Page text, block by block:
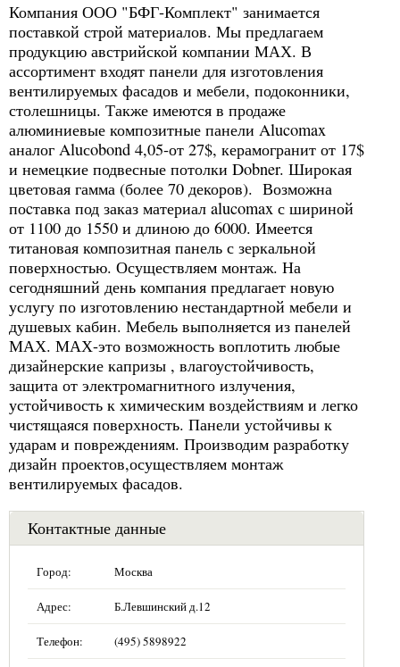
Компания ООО "БФГ-Комплект" занимается
поставкой строй материалов. Мы предлагаем
продукцию австрийской компании МАХ. В
ассортимент входят панели для изготовления
вентилируемых фасадов и мебели, подоконники,
столешницы. Также имеются в продаже
алюминиевые композитные панели Alucomax
аналог Aluсobond 4,05-от 27$, керамогранит от 17$
и немецкие подвесные потолки Dobner. Широкая
цветовая гамма (более 70 декоров). Возможна
поcтавка под заказ материал alucomax с шириной
от 1100 до 1550 и длиною до 6000. Имеется
титановая композитная панель с зеркальной
поверхностью. Осуществляем монтаж. На
сегодняшний день компания предлагает новую
услугу по изготовлению нестандартной мебели и
душевых кабин. Мебель выполняется из панелей
МАХ. МАХ-это возможность воплотить любые
дизайнерские капризы , влагоустойчивость,
защита от электромагнитного излучения,
устойчивость к химическим воздействиям и легко
чистящаяся поверхность. Панели устойчивы к
ударам и повреждениям. Производим разработку
дизайн проектов,осуществляем монтаж
вентилируемых фасадов.
Контактные данные
Город: Москва
Адрес: Б.Левшинский д.12
Телефон: (495) 5898922